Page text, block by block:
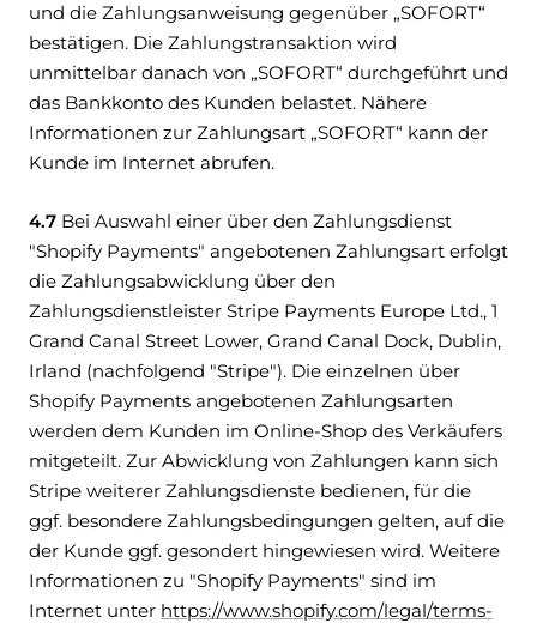
und die Zahlungsanweisung gegenüber „SOFORT“
bestätigen. Die Zahlungstransaktion wird
unmittelbar danach von „SOFORT“ durchgeführt und
das Bankkonto des Kunden belastet. Nähere
Informationen zur Zahlungsart „SOFORT“ kann der
Kunde im Internet abrufen.
4.7 Bei Auswahl einer über den Zahlungsdienst
"Shopify Payments" angebotenen Zahlungsart erfolgt
die Zahlungsabwicklung über den
Zahlungsdienstleister Stripe Payments Europe Ltd., 1
Grand Canal Street Lower, Grand Canal Dock, Dublin,
Irland (nachfolgend "Stripe"). Die einzelnen über
Shopify Payments angebotenen Zahlungsarten
werden dem Kunden im Online-Shop des Verkäufers
mitgeteilt. Zur Abwicklung von Zahlungen kann sich
Stripe weiterer Zahlungsdienste bedienen, für die
ggf. besondere Zahlungsbedingungen gelten, auf die
der Kunde ggf. gesondert hingewiesen wird. Weitere
Informationen zu "Shopify Payments" sind im
Internet unter https://www.shopify.com/legal/terms-